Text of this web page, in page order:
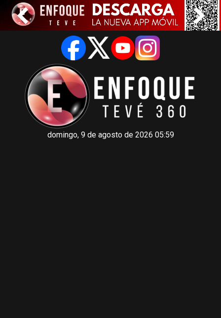
domingo, 9 de agosto de 2026 05:59